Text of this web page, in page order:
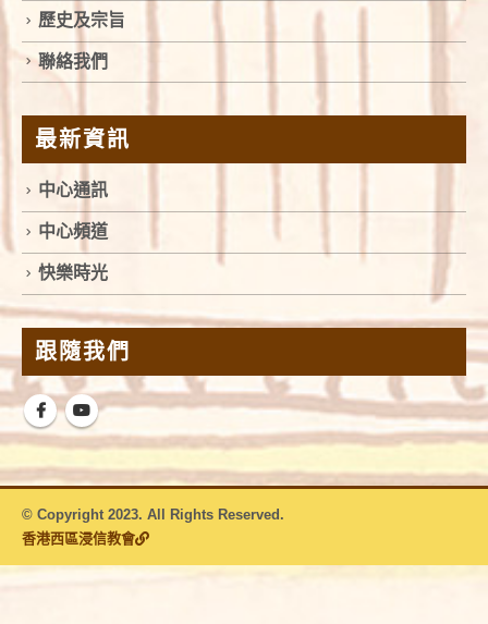
歷史及宗旨
聯絡我們
最新資訊
中心通訊
中心頻道
快樂時光
跟隨我們
© Copyright 2023. All Rights Reserved.
香港西區浸信教會